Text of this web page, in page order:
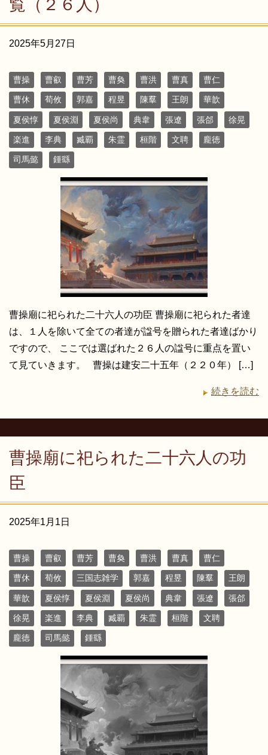
覧（２６人）
2025年5月27日
曹操 曹叡 曹芳 曹奐 曹洪 曹真 曹仁
曹休 荀攸 郭嘉 程昱 陳羣 王朗 華歆
夏侯惇 夏侯淵 夏侯尚 典韋 張遼 張郃 徐晃
楽進 李典 臧覇 朱霊 桓階 文聘 龐徳
司馬懿 鍾繇
曹操廟に祀られた二十六人の功臣 曹操廟に祀られた者達
は、１人を除いて全ての者達が諡号を贈られた者達ばかり
ですので、 ここでは選ばれた２６人の諡号に重点を置い
て見ていきます。 曹操は建安二十五年（２２０年） […]
続きを読む
曹操廟に祀られた二十六人の功
臣
2025年1月1日
曹操 曹叡 曹芳 曹奐 曹洪 曹真 曹仁
曹休 荀攸 三国志雑学 郭嘉 程昱 陳羣 王朗
華歆 夏侯惇 夏侯淵 夏侯尚 典韋 張遼 張郃
徐晃 楽進 李典 臧覇 朱霊 桓階 文聘
龐徳 司馬懿 鍾繇